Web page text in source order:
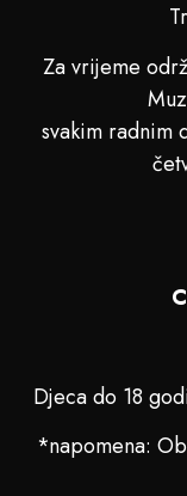
Za vrijeme
svakim radnim
Djeca do 18
*napomena: